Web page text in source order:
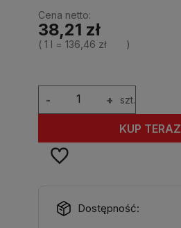
Cena netto:
38,21 zł
( 1 l =136,46 zł )
+
- szt.
KUP TERAZ
Dostępność: